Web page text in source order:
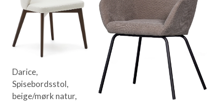
Darice,
Spisebordsstol,
beige/mørk natur,